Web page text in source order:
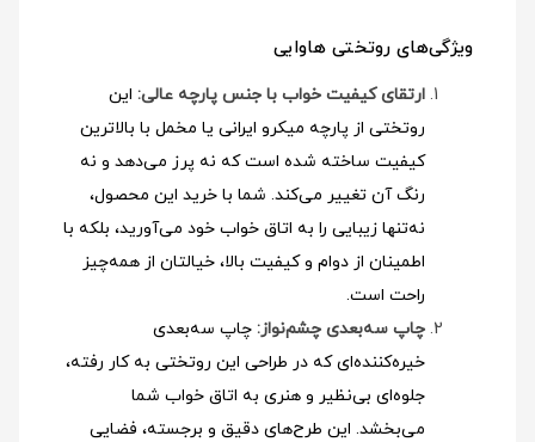
ویژگی‌های روتختی هاوایی
ارتقای کیفیت خواب با جنس پارچه عالی: این
روتختی از پارچه میکرو ایرانی یا مخمل با بالاترین
کیفیت ساخته شده است که نه پرز می‌دهد و نه
رنگ آن تغییر می‌کند. شما با خرید این محصول،
نه‌تنها زیبایی را به اتاق خواب خود می‌آورید، بلکه با
اطمینان از دوام و کیفیت بالا، خیالتان از همه‌چیز
راحت است.
چاپ سه‌بعدی چشم‌نواز: چاپ سه‌بعدی
خیره‌کننده‌ای که در طراحی این روتختی به کار رفته،
جلوه‌ای بی‌نظیر و هنری به اتاق خواب شما
می‌بخشد. این طرح‌های دقیق و برجسته، فضایی